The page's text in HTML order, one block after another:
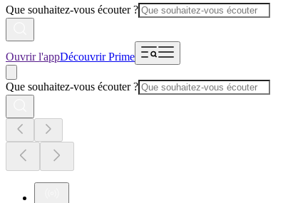
Que souhaitez-vous écouter ?
Ouvrir l'appDécouvrir Prime
Que souhaitez-vous écouter ?